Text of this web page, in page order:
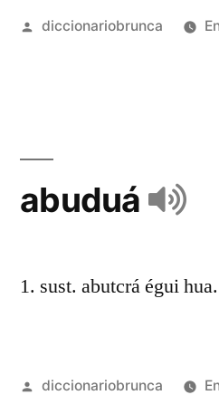
diccionariobrunca
abuduá
1. sust. abutcrá égui hua.
diccionariobrunca